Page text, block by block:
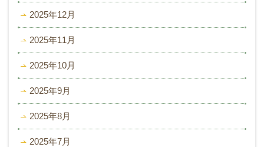
2025年12月
2025年11月
2025年10月
2025年9月
2025年8月
2025年7月